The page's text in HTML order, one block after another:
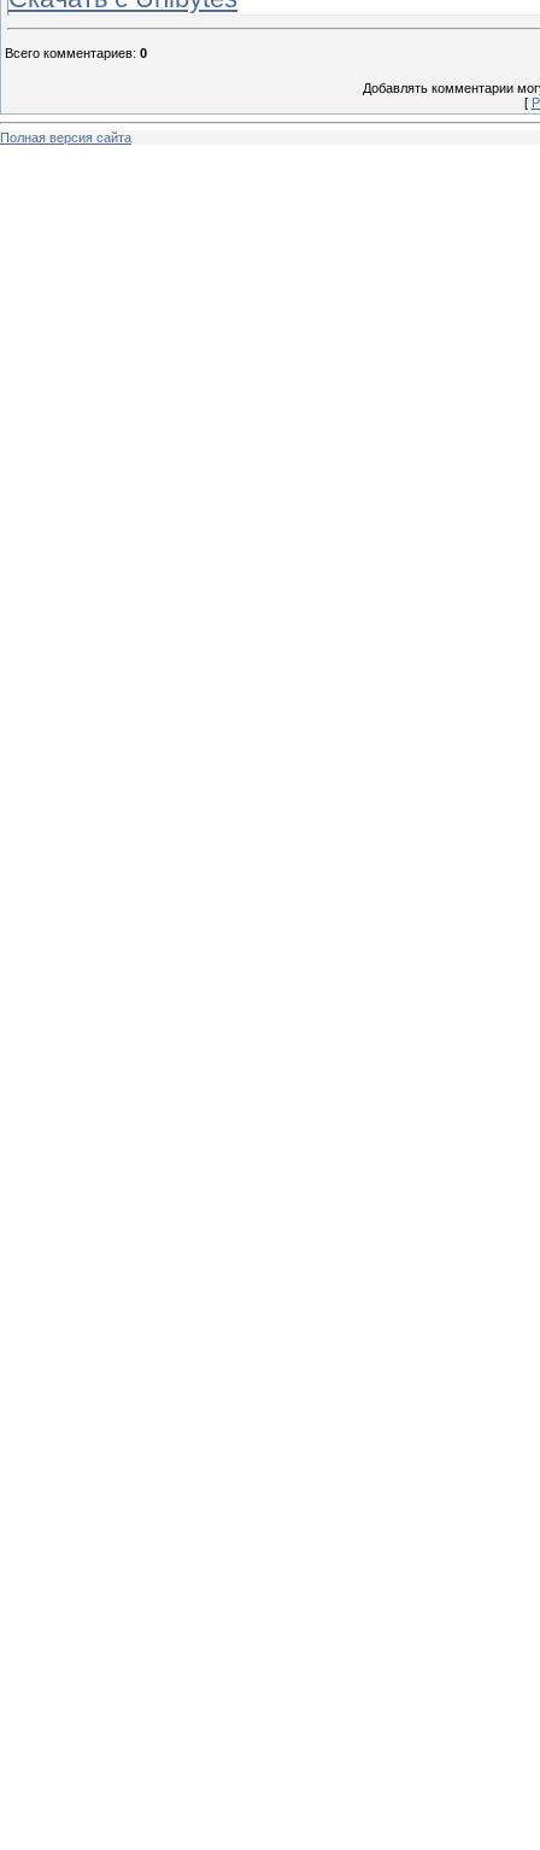
Всего комментариев: 0
Добавлять комментарии
[
Полная версия сайта